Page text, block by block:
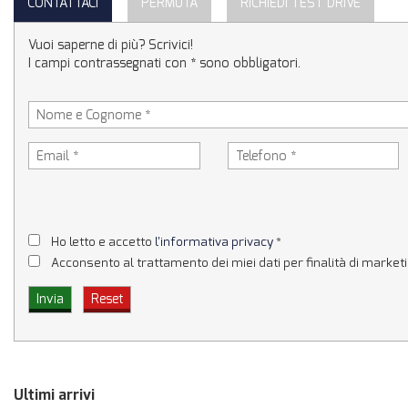
Vuoi saperne di più? Scrivici!
I campi contrassegnati con * sono obbligatori.
Ho letto e accetto l'informativa privacy*
Acconsento al trattamento dei miei dati per finalità di
Ultimi arrivi